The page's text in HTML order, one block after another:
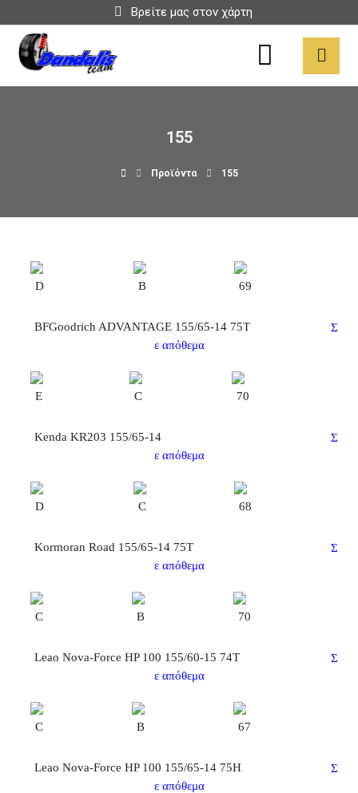
Βρείτε μας στον χάρτη
155
Προϊόντα 155
D B 69
BFGoodrich ADVANTAGE 155/65-14 75T
Σ
ε απόθεμα
E C 70
Kenda KR203 155/65-14
Σ
ε απόθεμα
D C 68
Kormoran Road 155/65-14 75T
Σ
ε απόθεμα
C B 70
Leao Nova-Force HP 100 155/60-15 74T
Σ
ε απόθεμα
C B 67
Leao Nova-Force HP 100 155/65-14 75H
Σ
ε απόθεμα